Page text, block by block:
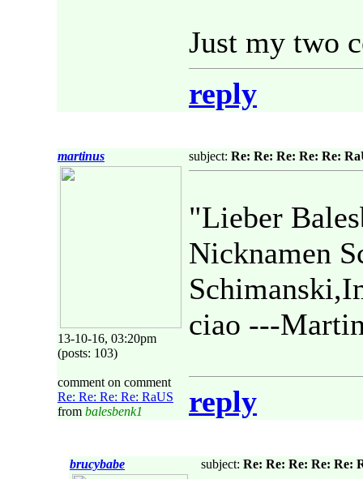
Just my two
reply
martinus
13-10-16, 03:20pm
(posts: 103)
comment on comment
Re: Re: Re: Re: RaUS
from balesbenk1
subject: Re: Re: Re: Re: Re:
"Lieber
Nicknamen
ciao ---
reply
brucybabe subject: Re: Re: Re: Re: Re: